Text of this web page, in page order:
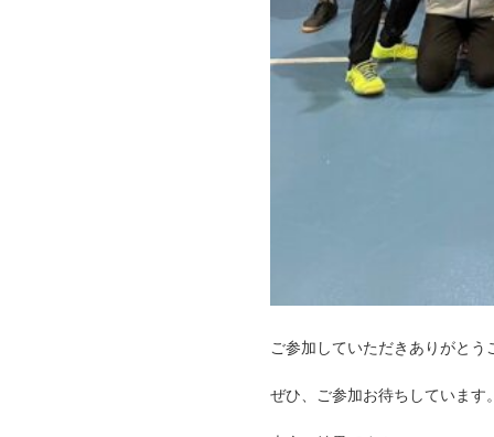
ご参加していただきありがと
ぜひ、ご参加お待ちしています